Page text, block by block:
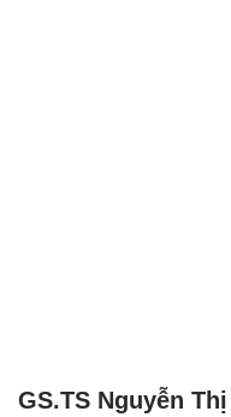
GS.TS Nguyễn